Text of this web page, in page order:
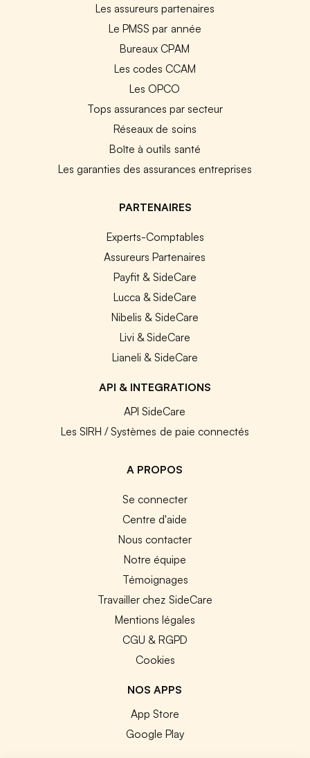
Les assureurs partenaires
Le PMSS par année
Bureaux CPAM
Les codes CCAM
Les OPCO
Tops assurances par secteur
Réseaux de soins
Boîte à outils santé
Les garanties des assurances entreprises
PARTENAIRES
Experts-Comptables
Assureurs Partenaires
Payfit & SideCare
Lucca & SideCare
Nibelis & SideCare
Livi & SideCare
Lianeli & SideCare
API & INTEGRATIONS
API SideCare
Les SIRH / Systèmes de paie connectés
A PROPOS
Se connecter
Centre d'aide
Nous contacter
Notre équipe
Témoignages
Travailler chez SideCare
Mentions légales
CGU & RGPD
Cookies
NOS APPS
App Store
Google Play